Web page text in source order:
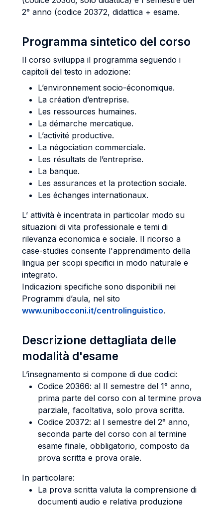
2° anno (codice 20372, didattica + esame.
Programma sintetico del corso
Il corso sviluppa il programma seguendo i
capitoli del testo in adozione:
L’environnement socio-économique.
La création d’entreprise.
Les ressources humaines.
La démarche mercatique.
L’activité productive.
La négociation commerciale.
Les résultats de l’entreprise.
La banque.
Les assurances et la protection sociale.
Les échanges internationaux.
L’ attività è incentrata in particolar modo su
situazioni di vita professionale e temi di
rilevanza economica e sociale. Il ricorso a
case-studies consente l'apprendimento della
lingua per scopi specifici in modo naturale e
integrato.
Indicazioni specifiche sono disponibili nei
Programmi d’aula, nel sito
www.unibocconi.it/centrolinguistico.
Descrizione dettagliata delle
modalità d'esame
L’insegnamento si compone di due codici:
Codice 20366: al II semestre del 1° anno,
prima parte del corso con al termine prova
parziale, facoltativa, solo prova scritta.
Codice 20372: al I semestre del 2° anno,
seconda parte del corso con al termine
esame finale, obbligatorio, composto da
prova scritta e prova orale.
In particolare:
La prova scritta valuta la comprensione di
documenti audio e relativa produzione